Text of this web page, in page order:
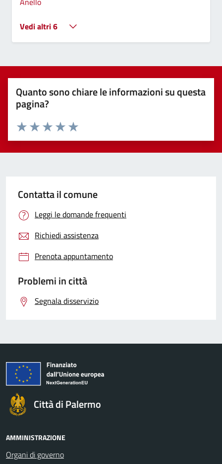
Vedi altri 6
Quanto sono chiare le informazioni su questa
pagina?
Valuta 5 stelle su 5
Valuta 4 stelle su 5
Valuta 3 stelle su 5
Valuta 2 stelle su 5
Valuta 1 stelle su 5
Contatta il comune
Leggi le domande frequenti
Richiedi assistenza
Prenota appuntamento
Problemi in città
Segnala disservizio
Città di Palermo
AMMINISTRAZIONE
Organi di governo